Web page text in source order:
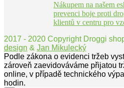
Nákupem na našem
prevenci boje proti
klientů v centru pro
2017 - 2020 Copyright Droggi
design & Jan Mikulecký
Podle zákona o evidenci tržeb
zároveň zaevidováváme přijatou
online, v případě technického
hodin.